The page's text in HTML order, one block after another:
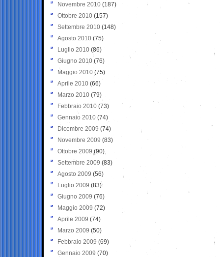
Novembre 2010 (187)
Ottobre 2010 (157)
Settembre 2010 (148)
Agosto 2010 (75)
Luglio 2010 (86)
Giugno 2010 (76)
Maggio 2010 (75)
Aprile 2010 (66)
Marzo 2010 (79)
Febbraio 2010 (73)
Gennaio 2010 (74)
Dicembre 2009 (74)
Novembre 2009 (83)
Ottobre 2009 (90)
Settembre 2009 (83)
Agosto 2009 (56)
Luglio 2009 (83)
Giugno 2009 (76)
Maggio 2009 (72)
Aprile 2009 (74)
Marzo 2009 (50)
Febbraio 2009 (69)
Gennaio 2009 (70)